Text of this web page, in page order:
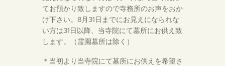
てお預かり致しますので寺務所のお声をおか
け下さい。8月31日までにお見えになられな
い方は31日以降、当寺院にて墓所にお供え致
します。（霊園墓所は除く）
＊当初より当寺院にて墓所にお供えを希望さ